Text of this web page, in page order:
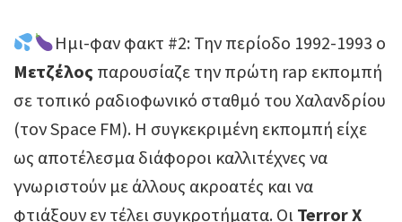
Ημι-φαν φακτ #2: Την περίοδο 1992-1993 ο
Μετζέλος παρουσίαζε την πρώτη rap εκπομπή
σε τοπικό ραδιοφωνικό σταθμό του Χαλανδρίου
(τον Space FM). Η συγκεκριμένη εκπομπή είχε
ως αποτέλεσμα διάφοροι καλλιτέχνες να
γνωριστούν με άλλους ακροατές και να
φτιάξουν εν τέλει συγκροτήματα. Οι Terror X